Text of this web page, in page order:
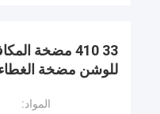
33 410 مضخة
للوشن مضخة
المواد: